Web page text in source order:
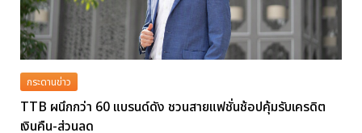
กระดานข่าว
TTB ผนึกกว่า 60 แบรนด์ดัง ชวนสายแฟชั่นช้อปคุ้มรับเครดิต
เงินคืน-ส่วนลด